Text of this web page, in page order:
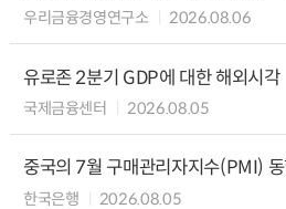
우리금융경영연구소 2026.08.06
유로존 2분기 GDP에 대한 해외시각
국제금융센터 2026.08.05
중국의 7월 구매관리자지수(PMI)
한국은행 2026.08.05